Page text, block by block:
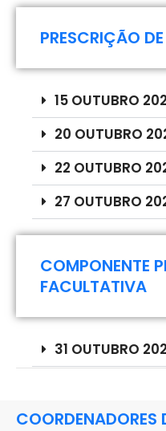
PRESCRIÇÃO
15 OUTUBRO
20 OUTUBRO
22 OUTUBRO
27 OUTUBRO
COMPONENTE
FACULTATIVA
31 OUTUBRO
COORDENADORES